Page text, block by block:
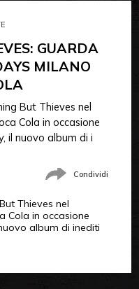
GUARDA
MILANO
But Thieves nel
Cola in occasione
il nuovo album di i
Condividi
Thieves nel
Cola in occasione
album di inediti